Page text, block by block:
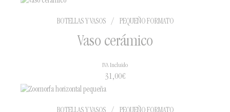
BOTELLAS Y VASOS / PEQUEÑO FORMATO
Vaso cerámico
31,00€
IVA Incluido